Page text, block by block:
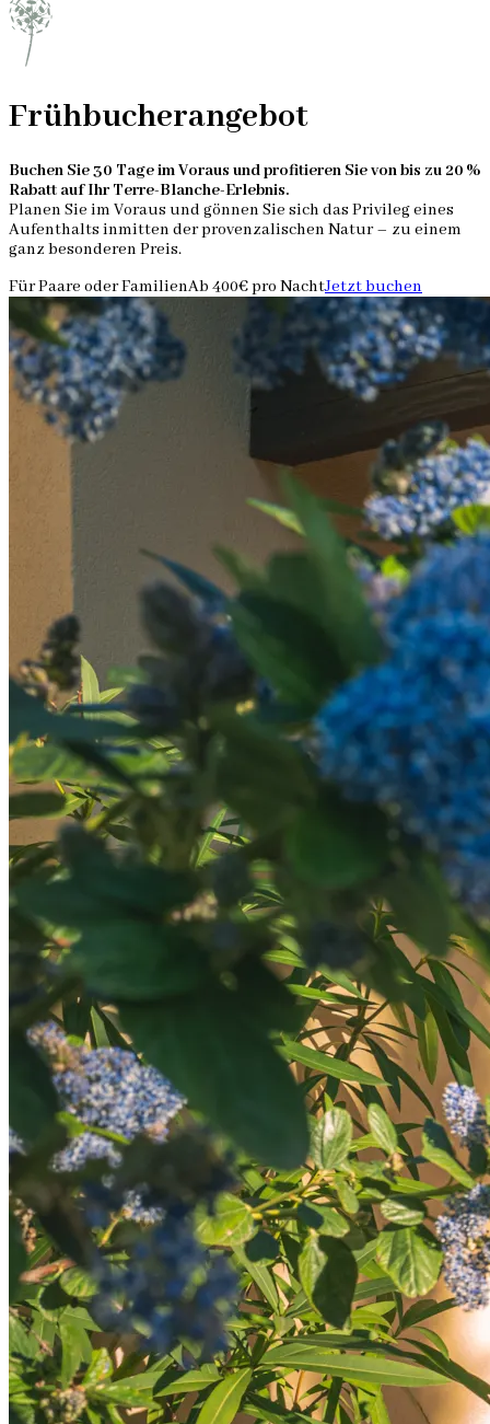
Frühbucherangebot
Buchen Sie 30 Tage im Voraus und profitieren Sie von bis zu 20 %
Rabatt auf Ihr Terre-Blanche-Erlebnis.
Planen Sie im Voraus und gönnen Sie sich das Privileg eines
Aufenthalts inmitten der provenzalischen Natur – zu einem
ganz besonderen Preis.
Für Paare oder FamilienAb 400€ pro NachtJetzt buchen